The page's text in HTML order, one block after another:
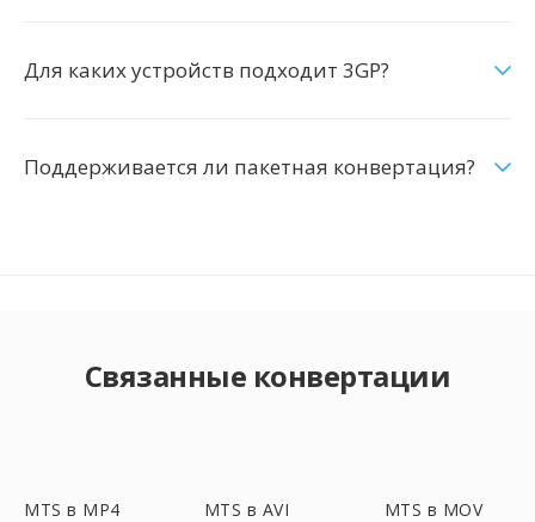
Для каких устройств подходит 3GP?
Поддерживается ли пакетная конвертация?
Связанные конвертации
MTS в MP4 MTS в AVI MTS в MOV